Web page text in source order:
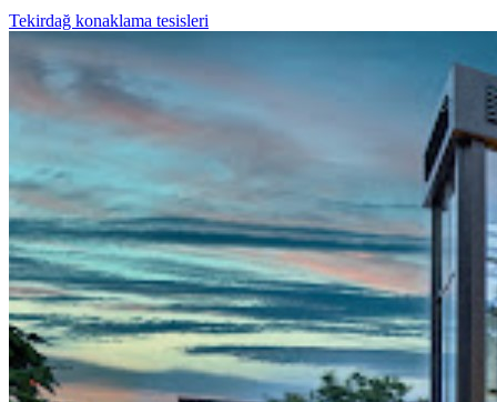
Tekirdağ konaklama tesisleri